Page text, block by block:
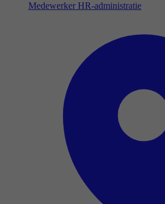
Medewerker HR-administratie